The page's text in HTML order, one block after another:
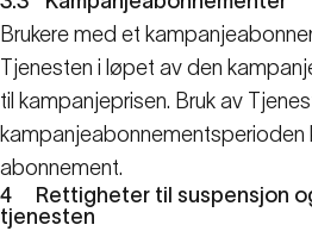
Brukere med et
Tjenesten i løpet av den
til kampanjeprisen. Bruk av
abonnement.
4
Rettigheter til suspensjon
tjenesten